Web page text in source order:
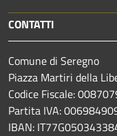
CONTATTI
Comune di Seregno
Piazza Martiri della
Codice Fiscale:
Partita IVA:
IBAN: